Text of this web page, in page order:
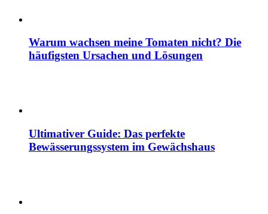
Warum wachsen meine Tomaten nicht? Die
häufigsten Ursachen und Lösungen
Ultimativer Guide: Das perfekte
Bewässerungssystem im Gewächshaus